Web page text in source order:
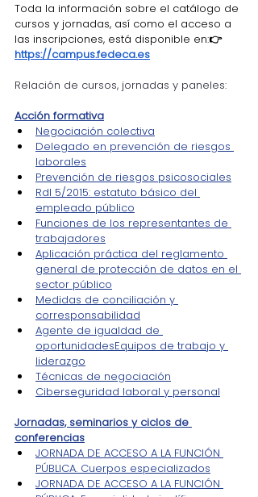
Toda la información sobre el catálogo de
cursos y jornadas, así como el acceso a
las inscripciones, está disponible en:👉
https://campus.fedeca.es
Relación de cursos, jornadas y paneles:
Acción formativa
Negociación colectiva
Delegado en prevención de riesgos
laborales
Prevención de riesgos psicosociales
Rdl 5/2015: estatuto básico del
empleado público
Funciones de los representantes de
trabajadores
Aplicación práctica del reglamento
general de protección de datos en el
sector público
Medidas de conciliación y
corresponsabilidad
Agente de igualdad de
oportunidadesEquipos de trabajo y
liderazgo
Técnicas de negociación
Ciberseguridad laboral y personal
Jornadas, seminarios y ciclos de
conferencias
JORNADA DE ACCESO A LA FUNCIÓN
PÚBLICA. Cuerpos especializados
JORNADA DE ACCESO A LA FUNCIÓN